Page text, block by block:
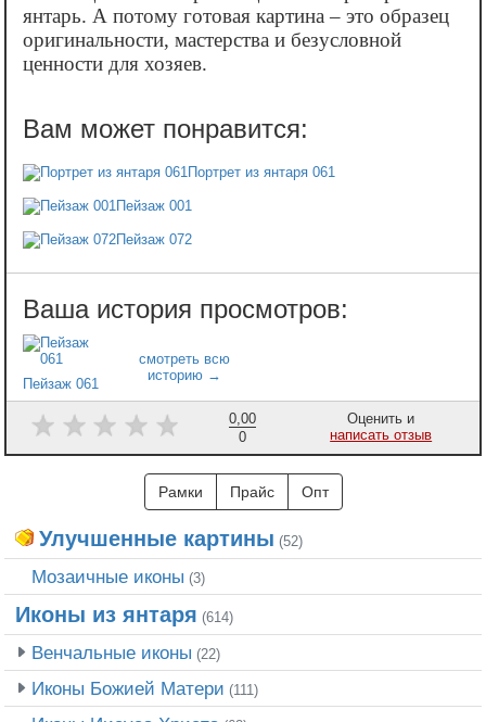
янтарь. А потому готовая картина – это образец
оригинальности, мастерства и безусловной
ценности для хозяев.
Портрет из янтаря 061
Пейзаж 001
Пейзаж 072
Пейзаж 061
0,00
0
Оценить и
написать отзыв
Рамки Прайс Опт
Улучшенные картины (52)
Мозаичные иконы (3)
Иконы из янтаря (614)
Венчальные иконы (22)
Иконы Божией Матери (111)